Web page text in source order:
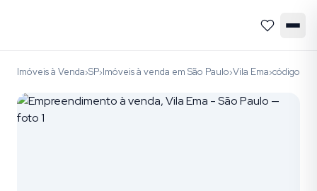
Imóveis à Venda›SP›Imóveis à venda em São Paulo›Vila Ema›código